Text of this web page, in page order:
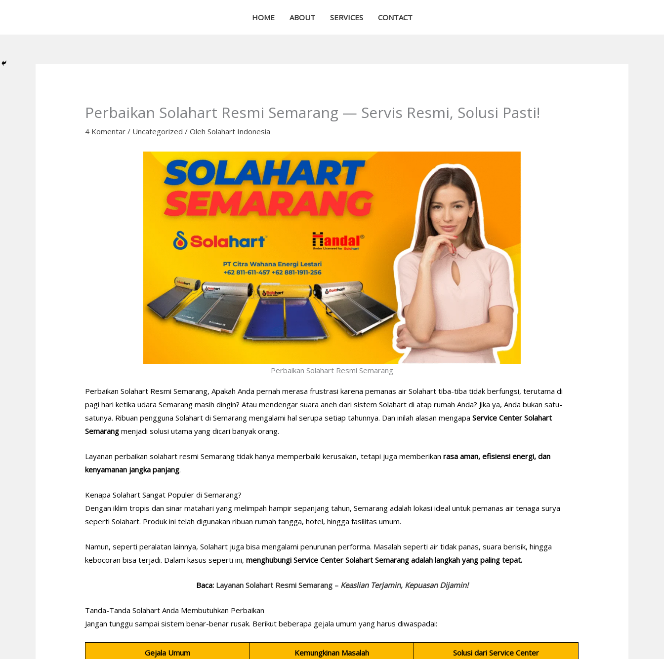
HOME ABOUT SERVICES CONTACT
Perbaikan Solahart Resmi Semarang — Servis Resmi, Solusi Pasti!
4 Komentar / Uncategorized / OlehSolahart Indonesia
Perbaikan Solahart Resmi Semarang
Perbaikan Solahart Resmi Semarang, Apakah Anda pernah merasa frustrasi karena pemanas air Solahart tiba-tiba tidak berfungsi, terutama di
pagi hari ketika udara Semarang masih dingin? Atau mendengar suara aneh dari sistem Solahart di atap rumah Anda? Jika ya, Anda bukan satu-
satunya. Ribuan pengguna Solahart di Semarang mengalami hal serupa setiap tahunnya. Dan inilah alasan mengapaService Center Solahart
Semarang menjadi solusi utama yang dicari banyak orang.
Layanan perbaikan solahart resmi Semarang tidak hanya memperbaiki kerusakan, tetapi juga memberikanrasa aman, efisiensi energi, dan
kenyamanan jangka panjang.
Kenapa Solahart Sangat Populer di Semarang?
Dengan iklim tropis dan sinar matahari yang melimpah hampir sepanjang tahun, Semarang adalah lokasi ideal untuk pemanas air tenaga surya
seperti Solahart. Produk ini telah digunakan ribuan rumah tangga, hotel, hingga fasilitas umum.
Namun, seperti peralatan lainnya, Solahart juga bisa mengalami penurunan performa. Masalah seperti air tidak panas, suara berisik, hingga
kebocoran bisa terjadi. Dalam kasus seperti ini,menghubungi Service Center Solahart Semarang adalah langkah yang paling tepat.
Baca: Layanan Solahart Resmi Semarang – Keaslian Terjamin, Kepuasan Dijamin!
Tanda-Tanda Solahart Anda Membutuhkan Perbaikan
Jangan tunggu sampai sistem benar-benar rusak. Berikut beberapa gejala umum yang harus diwaspadai:
Gejala Umum Kemungkinan Masalah Solusi dari Service Center